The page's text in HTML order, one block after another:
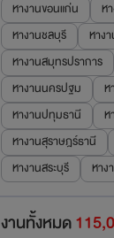
หางานขอนแก่น
ห
หางานชลบุรี
หาง
หางานสมุทรปราการ
หางานนครปฐม
ห
หางานปทุมธานี
ห
หางานสุราษฎร์ธานี
หางานสระบุรี
หาง
งานทั้งหมด